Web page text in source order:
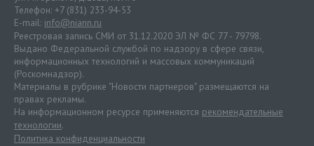
Телефон: +7 (831) 233-94-53
E-mail: info@niann.ru
Реестровая запись СМИ от 31.12.2020 ЭЛ № ФС 77 - 79798.
Выдано Федеральной службой по надзору в сфере связи,
информационных технологий и массовых коммуникаций
(Роскомнадзор).
Материалы в рубрике "Новости партнеров" размещаются на
правах рекламы.
На информационном ресурсе применяются рекомендательные
технологии.
Политика конфиденциальности